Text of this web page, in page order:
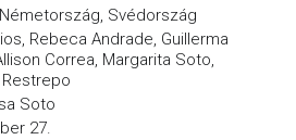
Svédország
Rebeca Andrade, Guillerma
Correa, Margarita Soto,
Soto
27.